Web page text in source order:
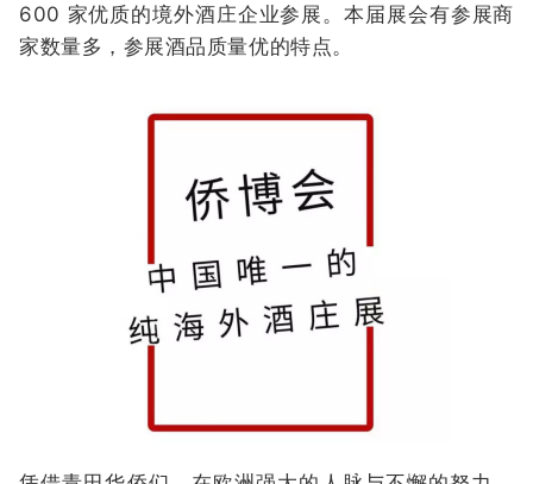
600 家优质的境外酒庄企业参展。本届展会有参展商
家数量多，参展酒品质量优的特点。